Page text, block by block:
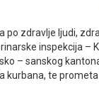
po zdravlje ljudi,
inspekcija –
– sanskog
kurbana, te